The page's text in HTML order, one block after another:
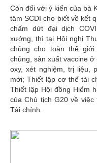
Còn đối với ý kiến của bà
tâm SCDI cho biết về kết
chấm dứt đại dịch
xướng, thì tại Hội nghị
chủng cho toàn thế
chủng, sản xuất vaccine
oxy, xét nghiệm, trị liệu,
mới; Thiết lập cơ thế tài
Thiết lập Hội đồng Hiểm
của Chủ tịch G20 về
Tài chính.